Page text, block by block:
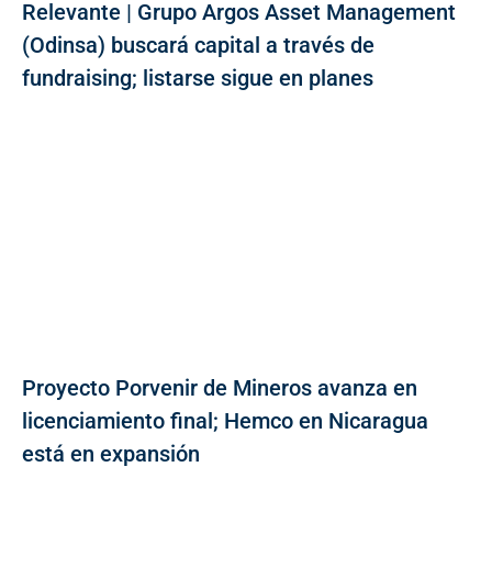
Relevante | Grupo Argos Asset Management
(Odinsa) buscará capital a través de
fundraising; listarse sigue en planes
Proyecto Porvenir de Mineros avanza en
licenciamiento final; Hemco en Nicaragua
está en expansión